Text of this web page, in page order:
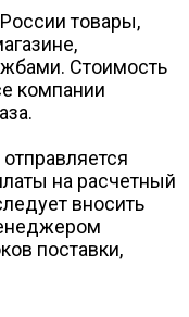
товары,
Стоимость
компании
на расчетный
вносить
поставки,